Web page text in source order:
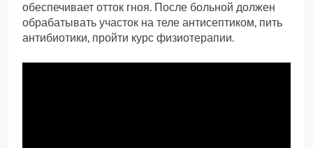
обеспечивает отток гноя. После больной должен
обрабатывать участок на теле антисептиком, пить
антибиотики, пройти курс физиотерапии.